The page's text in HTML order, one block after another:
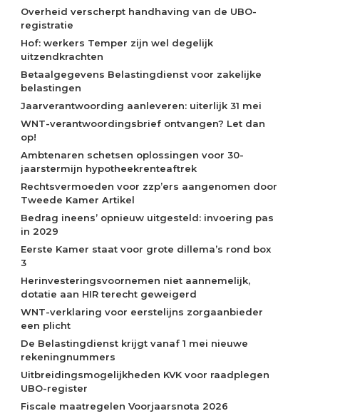
Overheid verscherpt handhaving van de UBO-
registratie
Hof: werkers Temper zijn wel degelijk
uitzendkrachten
Betaalgegevens Belastingdienst voor zakelijke
belastingen
Jaarverantwoording aanleveren: uiterlijk 31 mei
WNT-verantwoordingsbrief ontvangen? Let dan
op!
Ambtenaren schetsen oplossingen voor 30-
jaarstermijn hypotheekrenteaftrek
Rechtsvermoeden voor zzp’ers aangenomen door
Tweede Kamer Artikel
Bedrag ineens’ opnieuw uitgesteld: invoering pas
in 2029
Eerste Kamer staat voor grote dillema’s rond box
3
Herinvesteringsvoornemen niet aannemelijk,
dotatie aan HIR terecht geweigerd
WNT-verklaring voor eerstelijns zorgaanbieder
een plicht
De Belastingdienst krijgt vanaf 1 mei nieuwe
rekeningnummers
Uitbreidingsmogelijkheden KVK voor raadplegen
UBO-register
Fiscale maatregelen Voorjaarsnota 2026